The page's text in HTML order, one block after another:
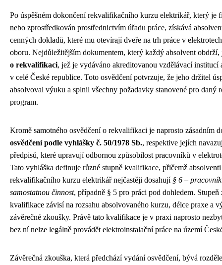
Po úspěšném dokončení rekvalifikačního kurzu elektrikář, který je
nebo zprostředkován prostřednictvím úřadu práce, získává
cenných dokladů, které mu otevírají dveře na trh práce v
oboru. Nejdůležitějším dokumentem, který každý absolvent
o rekvalifikaci, jež je vydáváno akreditovanou vzdělávací institucí
v celé České republice. Toto osvědčení potvrzuje, že jeho držitel
absolvoval výuku a splnil všechny požadavky stanovené pro daný
program.
Kromě samotného osvědčení o rekvalifikaci je naprosto zásadním
osvědčení podle vyhlášky č. 50/1978 Sb., respektive jejích
předpisů, které upravují odbornou způsobilost pracovníků v
Tato vyhláška definuje různé stupně kvalifikace, přičemž absolventi
rekvalifikačního kurzu elektrikář nejčastěji dosahují § 6 –
samostatnou činnost, případně § 5 pro práci pod dohledem. Stupeň
kvalifikace závisí na rozsahu absolvovaného kurzu, délce praxe a
závěrečné zkoušky. Právě tato kvalifikace je v praxi naprosto
bez ní nelze legálně provádět elektroinstalační práce na území
Závěrečná zkouška, která předchází vydání osvědčení, bývá